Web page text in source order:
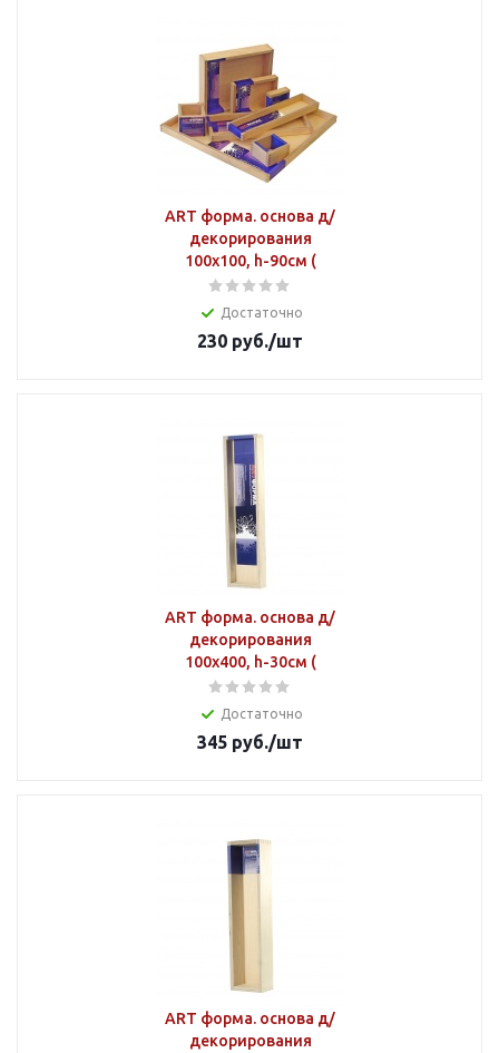
ART форма. основа д/
декорирования
100х100, h-90см (
Достаточно
230 руб./шт
ART форма. основа д/
декорирования
100х400, h-30см (
Достаточно
345 руб./шт
ART форма. основа д/
декорирования